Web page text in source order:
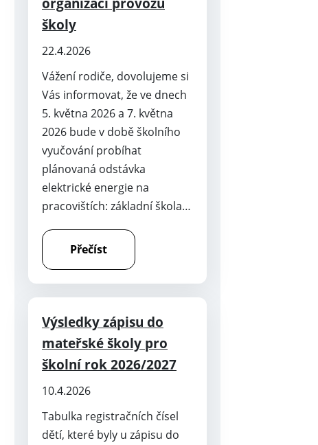
školy
22.4.2026
Vážení rodiče, dovolujeme si
Vás informovat, že ve dnech
5. května 2026 a 7. května
2026 bude v době školního
vyučování probíhat
plánovaná odstávka
elektrické energie na
pracovištích: základní škola…
Přečíst
Výsledky zápisu do
mateřské školy pro
školní rok 2026/2027
10.4.2026
Tabulka registračních čísel
dětí, které byly u zápisu do